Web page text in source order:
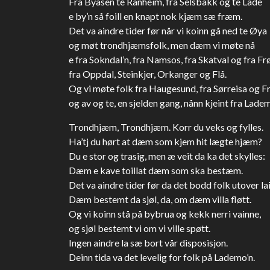
e by’n så foill en knapt nok kjæm sæ fræm.
Det va aindre tider før når vi koinn gå ned te Øya
og møt trondhjæmsfolk, men dæm vi møte nå
e fra Sokndal’n, fra Namsos, fra Skatval og fra
fra Oppdal, Steinkjer, Orkanger og Flå.
Og vi møte folk fra Haugesund, fra Sørreisa og
og av og te, en sjelden gang, nånn kjeint fra
Trondhjæm, Trondhjæm. Korr du veks og fylles.
Ha’tj du hørt at dæm som kjem hit lægte hjæm?
Du e stor og trasig, men æ veit da ka det skylles:
Dæm e kave toillat dæm som ska bestæm.
Det va aindre tider før da det bodd folk utover
Dæm bestemt da sjøl, da, om dæm villa fløtt.
Og vi koinn stå på bybrua og kekk nerri vainne,
og sjøl bestemt vi om vi ville spøtt.
Ingen aindre la sæ bort vår disposisjon.
Deinn tida va det levelig for folk på Lademo’n.